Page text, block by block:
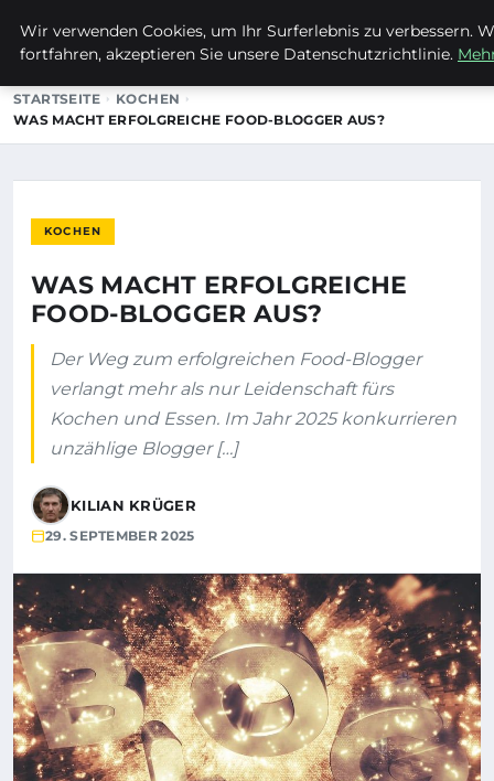
MTUCLUB
STARTSEITE
KOCHEN
WAS MACHT ERFOLGREICHE FOOD-BLOGGER AUS?
KOCHEN
WAS MACHT ERFOLGREICHE
FOOD-BLOGGER AUS?
Der Weg zum erfolgreichen Food-Blogger
verlangt mehr als nur Leidenschaft fürs
Kochen und Essen. Im Jahr 2025 konkurrieren
unzählige Blogger […]
KILIAN KRÜGER
29. SEPTEMBER 2025
Wir verwenden Cookies, um Ihr Surferlebnis zu verbessern.
fortfahren, akzeptieren Sie unsere Datenschutzrichtlinie.